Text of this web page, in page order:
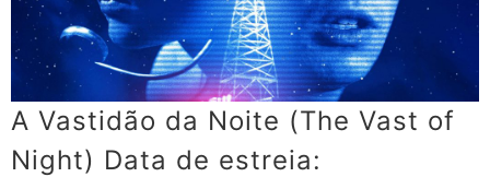
A Vastidão da Noite (The Vast of
Night) Data de estreia: